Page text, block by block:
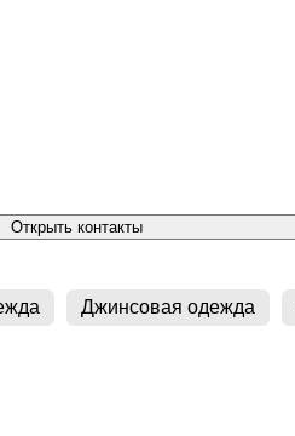
Открыть контакты
Джинсовая одежда